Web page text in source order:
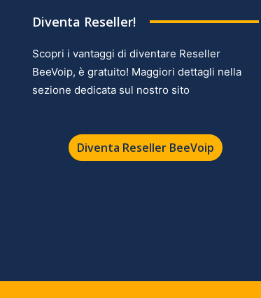
Diventa Reseller!
Scopri i vantaggi di diventare Reseller
BeeVoip, è gratuito! Maggiori dettagli nella
sezione dedicata sul nostro sito
Diventa Reseller BeeVoip